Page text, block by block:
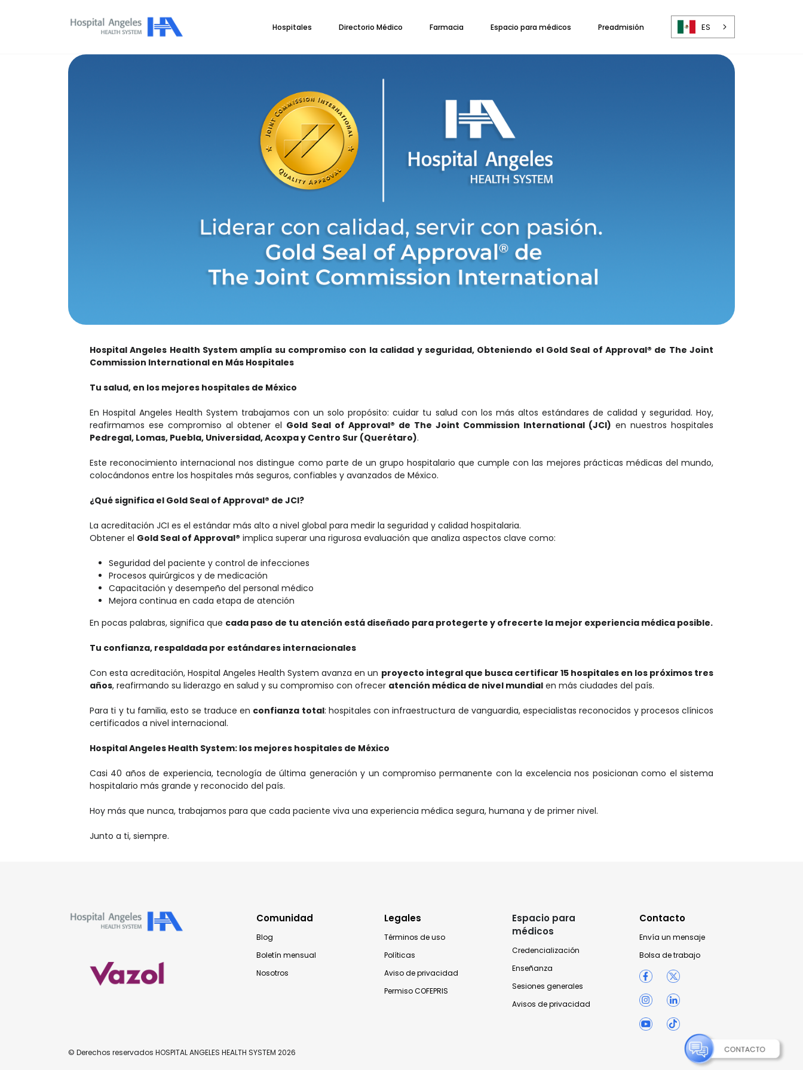
Hospitales Directorio Médico Farmacia Espacio para médicos Preadmisión ES
Hospital Angeles Health System amplía su compromiso con la calidad y seguridad, Obteniendo el Gold Seal of Approval® de The Joint
Commission International en Más Hospitales
Tu salud, en los mejores hospitales de México
En Hospital Angeles Health System trabajamos con un solo propósito: cuidar tu salud con los más altos estándares de calidad y seguridad. Hoy,
reafirmamos ese compromiso al obtener el Gold Seal of Approval® de The Joint Commission International (JCI) en nuestros hospitales
Pedregal, Lomas, Puebla, Universidad, Acoxpa y Centro Sur (Querétaro).
Este reconocimiento internacional nos distingue como parte de un grupo hospitalario que cumple con las mejores prácticas médicas del mundo,
colocándonos entre los hospitales más seguros, confiables y avanzados de México.
¿Qué significa el Gold Seal of Approval® de JCI?
La acreditación JCI es el estándar más alto a nivel global para medir la seguridad y calidad hospitalaria.
Obtener el Gold Seal of Approval® implica superar una rigurosa evaluación que analiza aspectos clave como:
Seguridad del paciente y control de infecciones
Procesos quirúrgicos y de medicación
Capacitación y desempeño del personal médico
Mejora continua en cada etapa de atención
En pocas palabras, significa que cada paso de tu atención está diseñado para protegerte y ofrecerte la mejor experiencia médica posible.
Tu confianza, respaldada por estándares internacionales
Con esta acreditación, Hospital Angeles Health System avanza en un proyecto integral que busca certificar 15 hospitales en los próximos tres
años, reafirmando su liderazgo en salud y su compromiso con ofrecer atención médica de nivel mundial en más ciudades del país.
Para ti y tu familia, esto se traduce en confianza total: hospitales con infraestructura de vanguardia, especialistas reconocidos y procesos clínicos
certificados a nivel internacional.
Hospital Angeles Health System: los mejores hospitales de México
Casi 40 años de experiencia, tecnología de última generación y un compromiso permanente con la excelencia nos posicionan como el sistema
hospitalario más grande y reconocido del país.
Hoy más que nunca, trabajamos para que cada paciente viva una experiencia médica segura, humana y de primer nivel.
Junto a ti, siempre.
Comunidad
Blog
Boletín mensual
Nosotros
Legales
Términos de uso
Políticas
Aviso de privacidad
Permiso COFEPRIS
Espacio para
médicos
Credencialización
Enseñanza
Sesiones generales
Avisos de privacidad
Contacto
Envía un mensaje
Bolsa de trabajo
© Derechos reservados HOSPITAL ANGELES HEALTH SYSTEM 2026